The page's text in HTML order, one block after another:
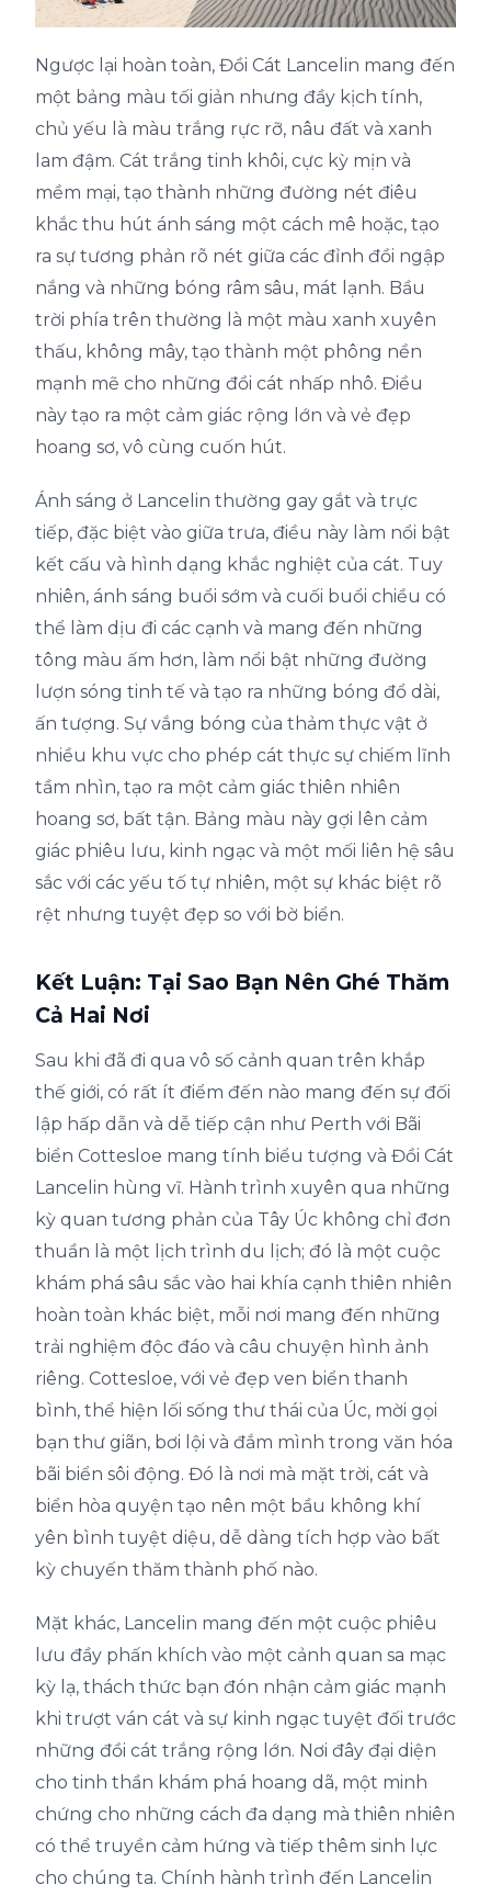
Ngược lại hoàn toàn, Đồi Cát Lancelin mang đến
một bảng màu tối giản nhưng đầy kịch tính,
chủ yếu là màu trắng rực rỡ, nâu đất và xanh
lam đậm. Cát trắng tinh khôi, cực kỳ mịn và
mềm mại, tạo thành những đường nét điêu
khắc thu hút ánh sáng một cách mê hoặc, tạo
ra sự tương phản rõ nét giữa các đỉnh đồi ngập
nắng và những bóng râm sâu, mát lạnh. Bầu
trời phía trên thường là một màu xanh xuyên
thấu, không mây, tạo thành một phông nền
mạnh mẽ cho những đồi cát nhấp nhô. Điều
này tạo ra một cảm giác rộng lớn và vẻ đẹp
hoang sơ, vô cùng cuốn hút.
Ánh sáng ở Lancelin thường gay gắt và trực
tiếp, đặc biệt vào giữa trưa, điều này làm nổi bật
kết cấu và hình dạng khắc nghiệt của cát. Tuy
nhiên, ánh sáng buổi sớm và cuối buổi chiều có
thể làm dịu đi các cạnh và mang đến những
tông màu ấm hơn, làm nổi bật những đường
lượn sóng tinh tế và tạo ra những bóng đổ dài,
ấn tượng. Sự vắng bóng của thảm thực vật ở
nhiều khu vực cho phép cát thực sự chiếm lĩnh
tầm nhìn, tạo ra một cảm giác thiên nhiên
hoang sơ, bất tận. Bảng màu này gợi lên cảm
giác phiêu lưu, kinh ngạc và một mối liên hệ sâu
sắc với các yếu tố tự nhiên, một sự khác biệt rõ
rệt nhưng tuyệt đẹp so với bờ biển.
Kết Luận: Tại Sao Bạn Nên Ghé Thăm
Cả Hai Nơi
Sau khi đã đi qua vô số cảnh quan trên khắp
thế giới, có rất ít điểm đến nào mang đến sự đối
lập hấp dẫn và dễ tiếp cận như Perth với Bãi
biển Cottesloe mang tính biểu tượng và Đồi Cát
Lancelin hùng vĩ. Hành trình xuyên qua những
kỳ quan tương phản của Tây Úc không chỉ đơn
thuần là một lịch trình du lịch; đó là một cuộc
khám phá sâu sắc vào hai khía cạnh thiên nhiên
hoàn toàn khác biệt, mỗi nơi mang đến những
trải nghiệm độc đáo và câu chuyện hình ảnh
riêng. Cottesloe, với vẻ đẹp ven biển thanh
bình, thể hiện lối sống thư thái của Úc, mời gọi
bạn thư giãn, bơi lội và đắm mình trong văn hóa
bãi biển sôi động. Đó là nơi mà mặt trời, cát và
biển hòa quyện tạo nên một bầu không khí
yên bình tuyệt diệu, dễ dàng tích hợp vào bất
kỳ chuyến thăm thành phố nào.
Mặt khác, Lancelin mang đến một cuộc phiêu
lưu đầy phấn khích vào một cảnh quan sa mạc
kỳ lạ, thách thức bạn đón nhận cảm giác mạnh
khi trượt ván cát và sự kinh ngạc tuyệt đối trước
những đồi cát trắng rộng lớn. Nơi đây đại diện
cho tinh thần khám phá hoang dã, một minh
chứng cho những cách đa dạng mà thiên nhiên
có thể truyền cảm hứng và tiếp thêm sinh lực
cho chúng ta. Chính hành trình đến Lancelin